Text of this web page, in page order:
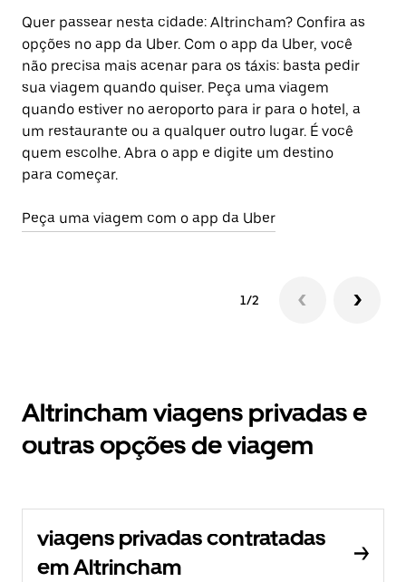
Quer passear nesta cidade: Altrincham? Confira as
opções no app da Uber. Com o app da Uber, você
não precisa mais acenar para os táxis: basta pedir
sua viagem quando quiser. Peça uma viagem
quando estiver no aeroporto para ir para o hotel, a
um restaurante ou a qualquer outro lugar. É você
quem escolhe. Abra o app e digite um destino
para começar.
Peça uma viagem com o app da Uber
1/2
Altrincham viagens privadas e
outras opções de viagem
viagens privadas contratadas
em Altrincham